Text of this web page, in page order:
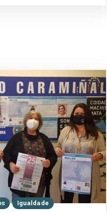
Igualdade